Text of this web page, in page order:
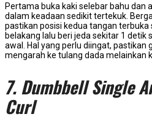
Pertama buka kaki selebar bahu dan
dalam keadaan sedikit tertekuk.
pastikan posisi kedua tangan terbuka
belakang lalu beri jeda sekitar 1 detik
awal. Hal yang perlu diingat, pastikan
mengarah ke tulang dada melainkan
7. Dumbbell Single
Curl